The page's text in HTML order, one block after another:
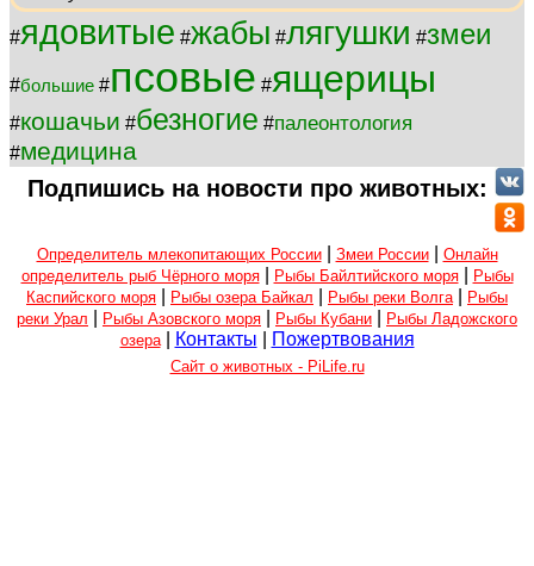
#ядовитые #жабы #лягушки #змеи
#большие #псовые #ящерицы
#кошачьи #безногие #палеонтология
#медицина
Подпишись на новости про животных:
Определитель млекопитающих России| Змеи России| Онлайн
определитель рыб Чёрного моря| Рыбы Байлтийского моря|
Рыбы
Каспийского моря
Рыбы озера Байкал Рыбы реки Волга
Рыбы
реки Урал
Рыбы Азовского моря Рыбы Кубани
Рыбы Ладожского
озера| Контакты Пожертвования
Сайт о животных - PiLife.ru